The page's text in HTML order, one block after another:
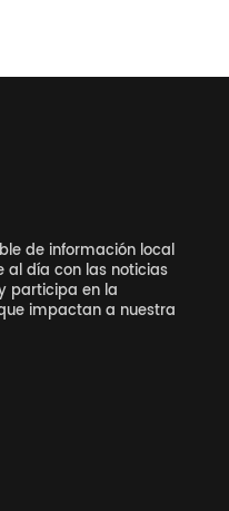
de información local
al día con las noticias
participa en la
impactan a nuestra